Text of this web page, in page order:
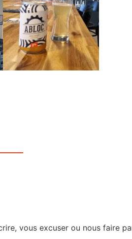
vous excuser ou nous faire